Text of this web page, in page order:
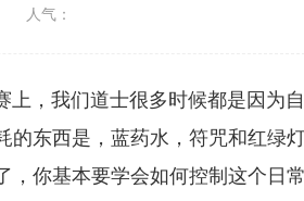
人气：
，我们道士很多时候都是因为
的东西是，蓝药水，符咒和红绿
，你基本要学会如何控制这个日